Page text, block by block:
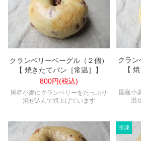
クランベリーベーグル（２個）
【 焼きたてパン［常温］】
800円(税込)
国産小麦にクランベリーをたっぷり
混ぜ込んで焼上げています
クラン
【
国産小
混